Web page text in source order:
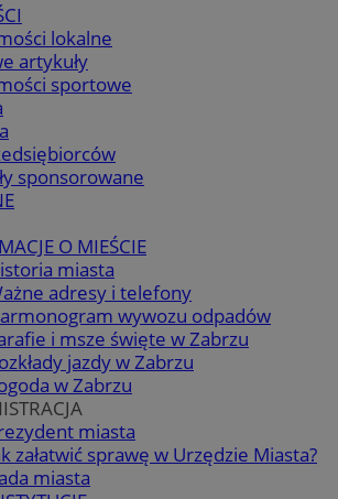
lokalne
artykuły
sportowe
sponsorowane
O MIEŚCIE
miasta
adresy i telefony
wywozu odpadów
i msze święte w Zabrzu
jazdy w Zabrzu
w Zabrzu
miasta
załatwić sprawę w Urzędzie Miasta?
miasta